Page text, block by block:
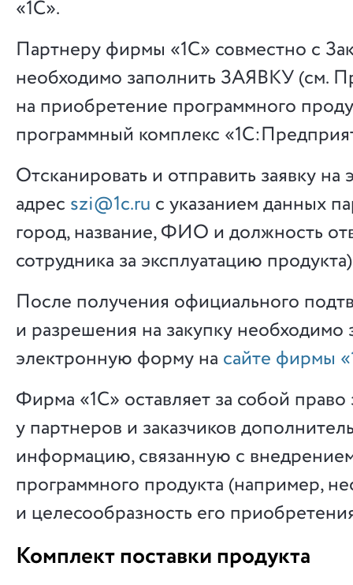
«1С».
Партнеру фирмы «1С» совместно с
необходимо заполнить ЗАЯВКУ (см.
на приобретение программного
программный комплекс
Отсканировать и отправить заявку
адрес szi@1c.ru с указанием данных
город, название, ФИО и должность
сотрудника за эксплуатацию
После получения официального
и разрешения на закупку необходимо
электронную форму на сайте фирмы
Фирма «1С» оставляет за собой право
у партнеров и заказчиков
информацию, связанную с
программного продукта (например,
и целесообразность его
Комплект поставки продукта